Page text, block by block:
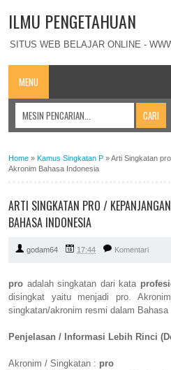
ILMU PENGETAHUAN
SITUS WEB BELAJAR ONLINE -
MENU
Home » Kamus Singkatan P »Arti Singkatan
Akronim Bahasa Indonesia
ARTI SINGKATAN PRO /
BAHASA INDONESIA
godam64 17:44 Komentari
pro adalah singkatan dari kata
disingkat yaitu menjadi pro.
singkatan/akronim resmi dalam Bahasa
Penjelasan / Informasi Lebih Rinci
Akronim / Singkatan : pro